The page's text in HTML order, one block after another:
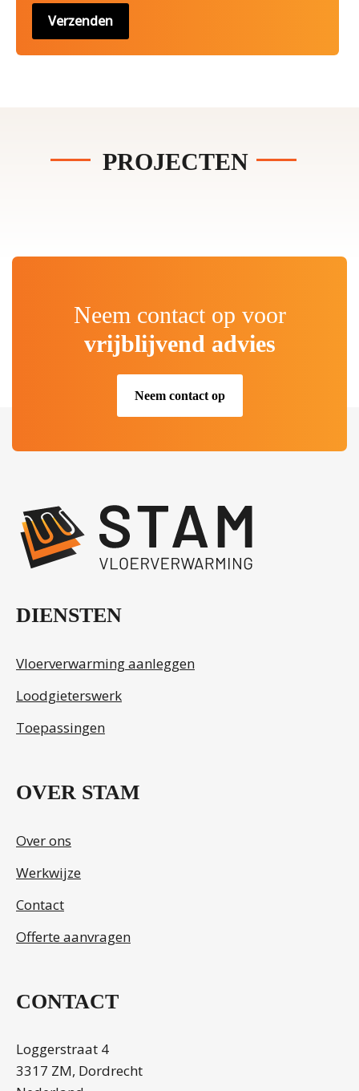
PROJECTEN
Neem contact op voor
vrijblijvend advies
Neem contact op
DIENSTEN
Vloerverwarming aanleggen
Loodgieterswerk
Toepassingen
OVER STAM
Over ons
Werkwijze
Contact
Offerte aanvragen
CONTACT
Loggerstraat 4
3317 ZM, Dordrecht